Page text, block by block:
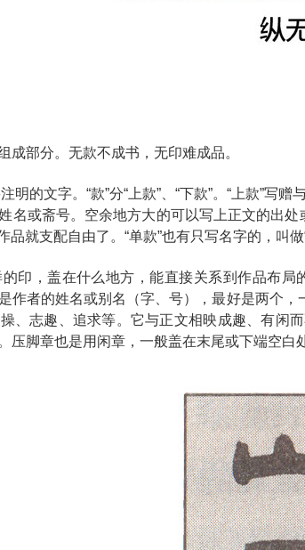
成部分。无款不成书，无印难成品。
明的文字。“款”分“上款”、“下款”。“上款”
或斋号。空余地方大的可以写上正文的出处或
品就支配自由了。“单款”也有只写名字的，叫
印，盖在什么地方，能直接关系到作品布
作者的姓名或别名（字、号），最好是两个
、志趣、追求等。它与正文相映成趣、有闲
压脚章也是用闲章，一般盖在末尾或下端空白